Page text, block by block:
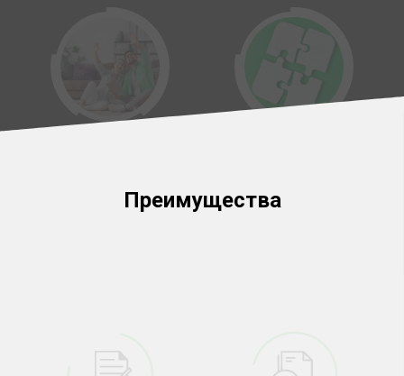
Преимущества